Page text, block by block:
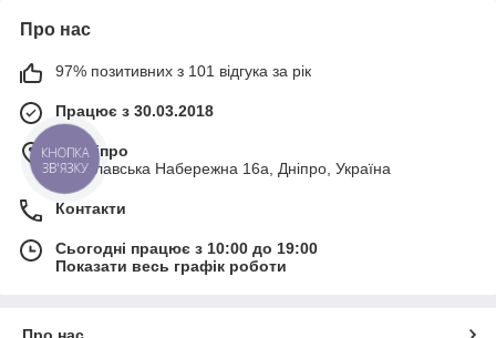
Про нас
97% позитивних з 101 відгука за рік
Працює з 30.03.2018
м. Дніпро
Січеславська Набережна 16а, Дніпро, Україна
Контакти
Сьогодні працює з 10:00 до 19:00
Показати весь графік роботи
КНОПКА
ЗВ'ЯЗКУ